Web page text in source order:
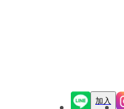
加入